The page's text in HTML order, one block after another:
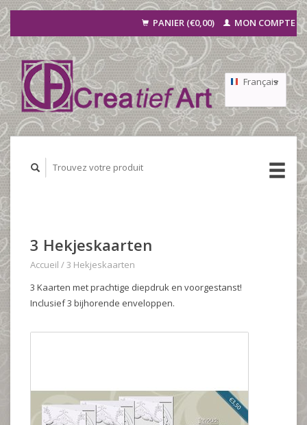
PANIER (€0,00) MON COMPTE
Français
Nederlands
3 Hekjeskaarten
Accueil /3 Hekjeskaarten
3 Kaarten met prachtige diepdruk en voorgestanst!
Inclusief 3 bijhorende enveloppen.